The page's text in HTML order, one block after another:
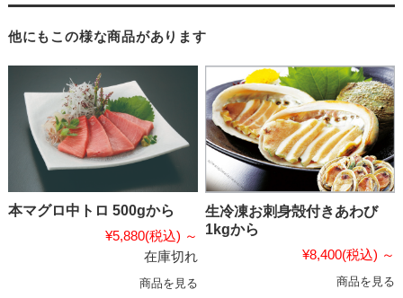
他にもこの様な商品があります
本マグロ中トロ 500gから
¥5,880(税込) ～
在庫切れ
商品を見る
生冷凍お刺身殻付きあわび
1kgから
¥8,400(税込) ～
商品を見る